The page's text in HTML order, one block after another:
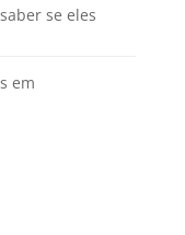
se eles
em